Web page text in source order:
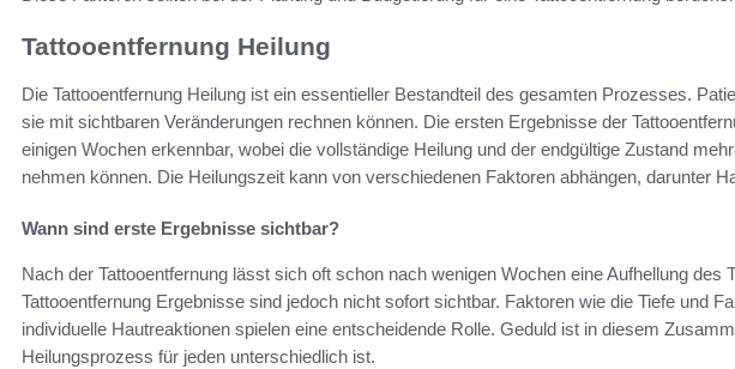
Tattooentfernung Heilung
Die Tattooentfernung Heilung ist ein essentieller Bestandteil des gesamten Prozesses.
sie mit sichtbaren Veränderungen rechnen können. Die ersten Ergebnisse der
einigen Wochen erkennbar, wobei die vollständige Heilung und der endgültige Zustand
nehmen können. Die Heilungszeit kann von verschiedenen Faktoren abhängen, darunter
Wann sind erste Ergebnisse sichtbar?
Nach der Tattooentfernung lässt sich oft schon nach wenigen Wochen eine Aufhellung des
Tattooentfernung Ergebnisse sind jedoch nicht sofort sichtbar. Faktoren wie die Tiefe und
individuelle Hautreaktionen spielen eine entscheidende Rolle. Geduld ist in diesem
Heilungsprozess für jeden unterschiedlich ist.